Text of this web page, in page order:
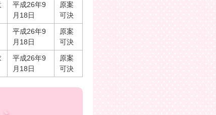
平成26年9
月18日
原案
可決
平成26年9
月18日
原案
可決
平成26年9
月18日
原案
可決